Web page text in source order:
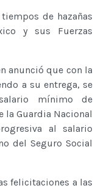
de hazañas
y sus Fuerzas
anunció que con la
a su entrega, se
mínimo de
la Guardia Nacional
al salario
del Seguro Social
felicitaciones a las